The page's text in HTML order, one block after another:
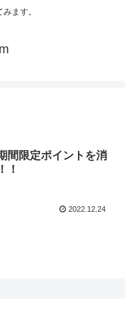
ます。
間限定ポイントを消
！
2022.12.24